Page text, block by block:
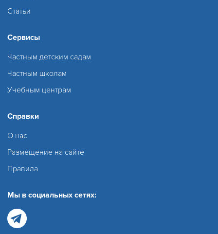
Статьи
Сервисы
Частным детским садам
Частным школам
Учебным центрам
Справки
О нас
Размещение на сайте
Правила
Мы в социальных сетях: